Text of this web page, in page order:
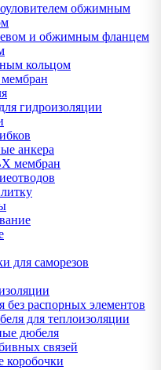
обжимным
и обжимным фланцем
кольцом
гидроизоляции
анкера
мембран
для саморезов
без распорных элементов
для теплоизоляции
дюбеля
связей
коробочки